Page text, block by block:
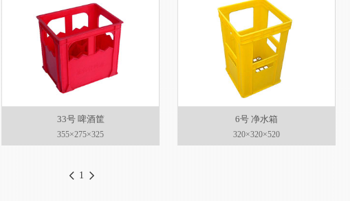
33号 啤酒筐
355×275×325
6号 净水箱
320×320×520
1